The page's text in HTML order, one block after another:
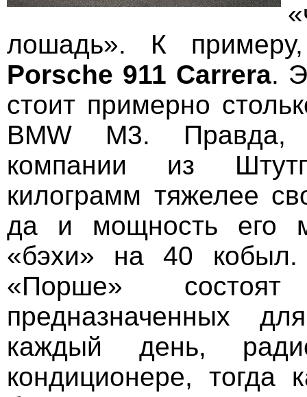
лошадь». К
Porsche 911 Carrera.
стоит примерно
BMW M3. Правда,
компании из
килограмм тяжелее
да и мощность его
«бэхи» на 40 кобыл.
«Порше»
предназначенных
каждый день,
кондиционере, тогда